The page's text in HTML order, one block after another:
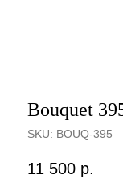
Bouquet
SKU: BOUQ-395
11 500 р.